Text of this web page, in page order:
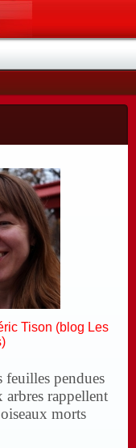
Tison (blog Les
feuilles pendues
arbres rappellent
morts